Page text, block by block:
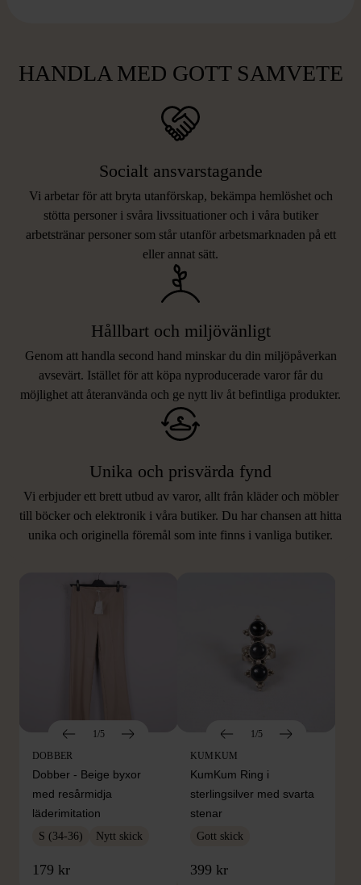
HANDLA MED GOTT SAMVETE
Socialt ansvarstagande
Vi arbetar för att bryta utanförskap, bekämpa hemlöshet och
stötta personer i svåra livssituationer och i våra butiker
arbetstränar personer som står utanför arbetsmarknaden på ett
eller annat sätt.
Hållbart och miljövänligt
Genom att handla second hand minskar du din miljöpåverkan
avsevärt. Istället för att köpa nyproducerade varor får du
möjlighet att återanvända och ge nytt liv åt befintliga produkter.
Unika och prisvärda fynd
Vi erbjuder ett brett utbud av varor, allt från kläder och möbler
till böcker och elektronik i våra butiker. Du har chansen att hitta
unika och originella föremål som inte finns i vanliga butiker.
LIKNANDE PRODUKTER
Hitta produkter som påminner om denna
1/5
DOBBER
Dobber - Beige byxor
med resårmidja
läderimitation
S (34-36) Nytt skick
179 kr
1/5
KUMKUM
KumKum Ring i
sterlingsilver med svarta
stenar
Gott skick
399 kr